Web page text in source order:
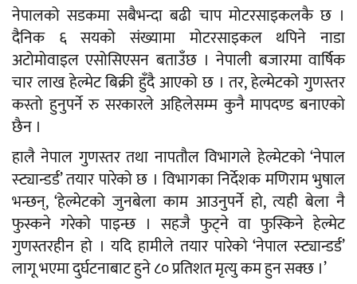
नेपालको सडकमा सबैभन्दा बढी चाप मोटरसाइकलकै छ ।
दैनिक ६ सयको संख्यामा मोटरसाइकल थपिने नाडा
अटोमोवाइल एसोसिएसन बताउँछ । नेपाली बजारमा वार्षिक
चार लाख हेल्मेट बिक्री हुँदै आएको छ । तर, हेल्मेटको गुणस्तर
कस्तो हुनुपर्ने रु सरकारले अहिलेसम्म कुनै मापदण्ड बनाएको
छैन ।
हालै नेपाल गुणस्तर तथा नापतौल विभागले हेल्मेटको ‘नेपाल
स्ट्यान्डर्ड’ तयार पारेको छ । विभागका निर्देशक मणिराम भुषाल
भन्छन्, ‘हेल्मेटको जुनबेला काम आउनुपर्ने हो, त्यही बेला नै
फुस्कने गरेको पाइन्छ । सहजै फुट्ने वा फुस्किने हेल्मेट
गुणस्तरहीन हो । यदि हामीले तयार पारेको ‘नेपाल स्ट्यान्डर्ड’
लागू भएमा दुर्घटनाबाट हुने ८० प्रतिशत मृत्यु कम हुन सक्छ ।’